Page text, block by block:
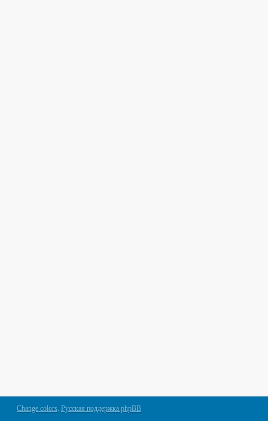
Change colors. Русская поддержка phpBB